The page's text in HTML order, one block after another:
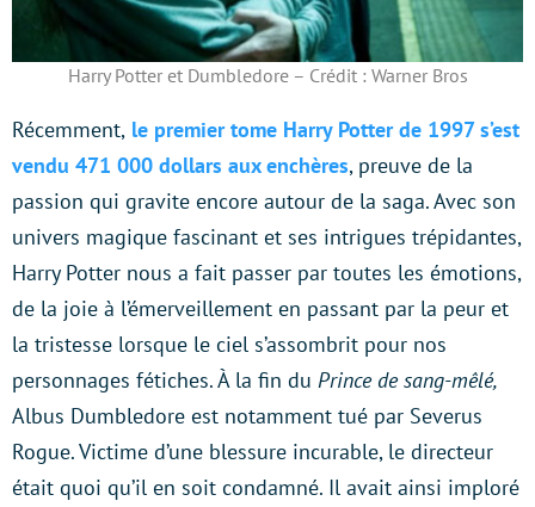
Harry Potter et Dumbledore – Crédit : Warner Bros
Récemment, le premier tome Harry Potter de 1997 s’est
vendu 471 000 dollars aux enchères, preuve de la
passion qui gravite encore autour de la saga. Avec son
univers magique fascinant et ses intrigues trépidantes,
Harry Potter nous a fait passer par toutes les émotions,
de la joie à l’émerveillement en passant par la peur et
la tristesse lorsque le ciel s’assombrit pour nos
personnages fétiches. À la fin du Prince de sang-mêlé,
Albus Dumbledore est notamment tué par Severus
Rogue. Victime d’une blessure incurable, le directeur
était quoi qu’il en soit condamné. Il avait ainsi imploré